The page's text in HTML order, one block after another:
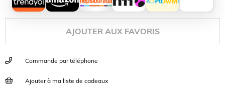
AJOUTER AUX FAVORIS
Commande par téléphone
Ajouter à ma liste de cadeaux